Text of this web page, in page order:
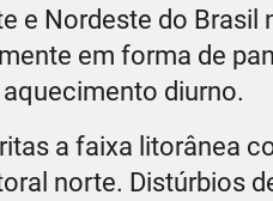
e Nordeste do Brasil
em forma de
diurno.
a faixa litorânea
norte. Distúrbios